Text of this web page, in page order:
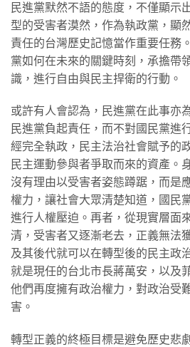
民進黨默然不語的態度，不僅顯示
型的受害者漠然，作為執政黨，顯
責任的台灣歷史記憶當作重要任務
黨如何在未來的關鍵時刻，承擔帶
識，進行自由與民主捍衛的行動。
或許有人會認為，民進黨在此事亦
民進黨負起責任，而不對國民黨進
經完全執政，民主法治社會賦予的
民主運動參與者爭取而來的資產。
沒有理由以受害者姿態蹲踞，而是
權力，讓社會大眾清楚知道，國民
進行人權壓迫。再者，從現實層面
清，受害者又逐漸老去，正義無法
及其後代就可以在轉型後的民主政
就是現任的台北市長蔣萬安，以及
他們再度擁有政治權力，對政治受
害。
轉型正義的終極目標是避免歷史悲